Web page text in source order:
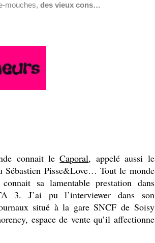
mouches, des vieux cons…
connait leCaporal, appelé aussi le
Sébastien Pisse&Love… Tout le monde
sa lamentable prestation dans
3. J’ai pu l’interviewer dans son
situé à la gare SNCF de Soisy
espace de vente qu’il affectionne